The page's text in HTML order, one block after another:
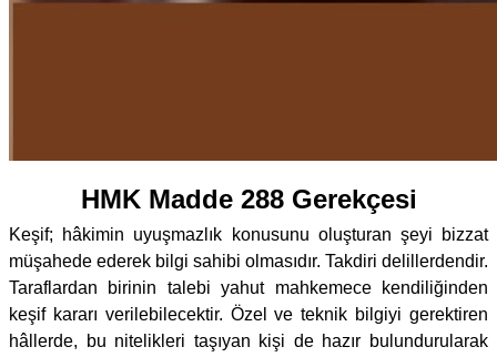
HMK Madde 288 Gerekçesi
Keşif; hâkimin uyuşmazlık konusunu oluşturan şeyi bizzat
müşahede ederek bilgi sahibi olmasıdır. Takdiri delillerdendir.
Taraflardan birinin talebi yahut mahkemece kendiliğinden
keşif kararı verilebilecektir. Özel ve teknik bilgiyi gerektiren
hâllerde, bu nitelikleri taşıyan kişi de hazır bulundurularak